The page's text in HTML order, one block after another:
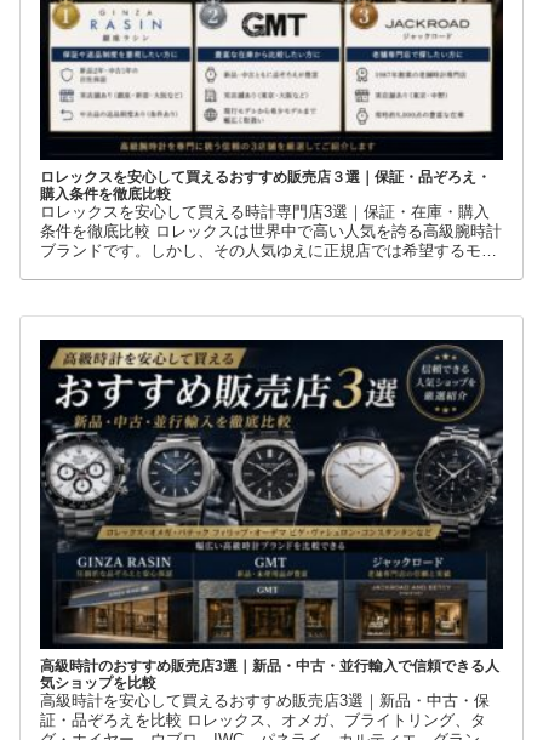
ロレックスを安心して買えるおすすめ販売店３選｜保証・品ぞろえ・
購入条件を徹底比較
ロレックスを安心して買える時計専門店3選｜保証・在庫・購入
条件を徹底比較 ロレックスは世界中で高い人気を誇る高級腕時計
ブランドです。しかし、その人気ゆえに正規店では希望するモデ
高級時計のおすすめ販売店3選｜新品・中古・並行輸入で信頼できる人
気ショップを比較
高級時計を安心して買えるおすすめ販売店3選｜新品・中古・保
証・品ぞろえを比較 ロレックス、オメガ、ブライトリング、タ